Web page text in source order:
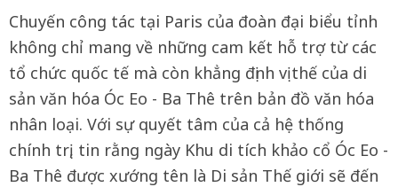
Chuyến công tác tại Paris của đoàn đại biểu tỉnh
không chỉ mang về những cam kết hỗ trợ từ các
tổ chức quốc tế mà còn khẳng định vị thế của di
sản văn hóa Óc Eo - Ba Thê trên bản đồ văn hóa
nhân loại. Với sự quyết tâm của cả hệ thống
chính trị, tin rằng ngày Khu di tích khảo cổ Óc Eo -
Ba Thê được xướng tên là Di sản Thế giới sẽ đến